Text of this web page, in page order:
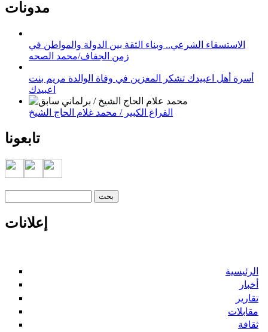
مدونات
الاستسقاء الشرعي.. وبناء الثقة بين الدولة والمواطن في
زمن الجفاف/محمد الصحه
أسرة أهل اعبيدك تشكر المعزين في وفاة الوالدة مريم بنت
اعبيدك
الفراغ الكبير / محمد غلام الحاج الشيخ
تابعونا
إعلانات
الرئيسية
أخبار
تقارير
مقابلات
ثقافة